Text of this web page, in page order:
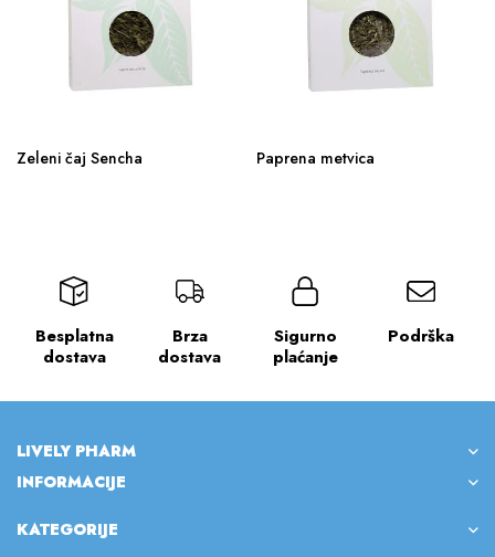
Zeleni čaj Sencha Paprena metvica
Besplatna
dostava
Brza
dostava
Sigurno
plaćanje
Podrška
LIVELY PHARM
INFORMACIJE
KATEGORIJE